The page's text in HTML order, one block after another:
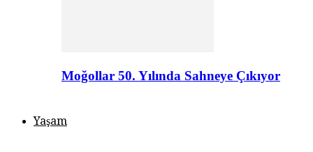
Moğollar 50. Yılında Sahneye Çıkıyor
Yaşam